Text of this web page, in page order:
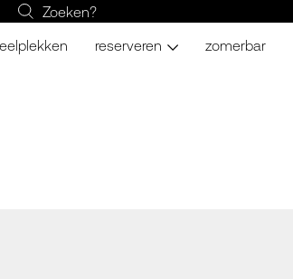
Zoeken?
reserveren zomerbar